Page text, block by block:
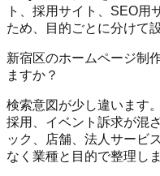
ト、採用サイト、SEO用
ため、目的ごとに分けて
新宿区のホームページ制
ますか？
検索意図が少し違います
採用、イベント訴求が混
ック、店舗、法人サービ
なく業種と目的で整理しま